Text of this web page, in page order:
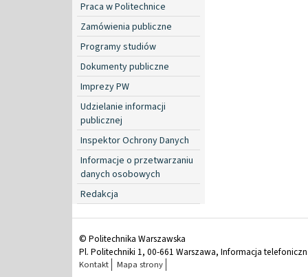
Praca w Politechnice
Zamówienia publiczne
Programy studiów
Dokumenty publiczne
Imprezy PW
Udzielanie informacji
publicznej
Inspektor Ochrony Danych
Informacje o przetwarzaniu
danych osobowych
Redakcja
© Politechnika Warszawska
Pl. Politechniki 1, 00-661 Warszawa, Informacja
Kontakt Mapa strony